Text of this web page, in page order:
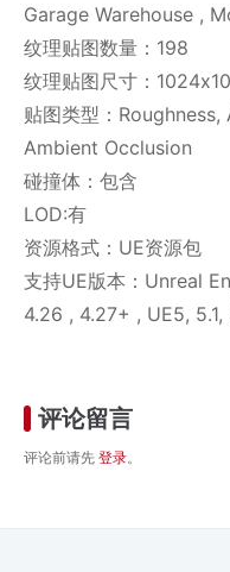
Garage Warehouse ,
纹理贴图数量：198
纹理贴图尺寸：
贴图类型：
Ambient Occlusion
碰撞体：包含
LOD:有
资源格式：UE资源包
支持UE版本：Unreal
4.26 , 4.27+ , UE5,
评论留言
评论前请先 登录。